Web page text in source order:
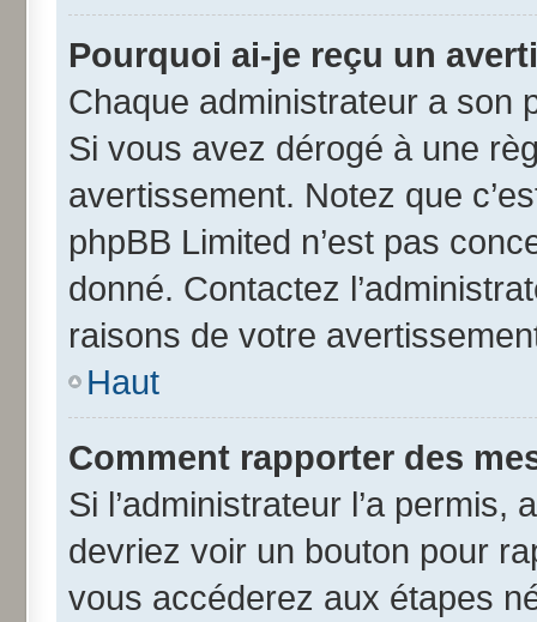
Pourquoi ai-je reçu un
Chaque administrateur a son
Si vous avez dérogé à une
avertissement. Notez que
phpBB Limited n’est pas
donné. Contactez
raisons de votre
Haut
Comment rapporter des
Si l’administrateur l’a
devriez voir un bouton pour
vous accéderez aux étapes